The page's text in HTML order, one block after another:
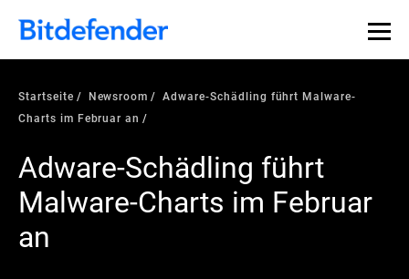
Startseite Newsroom
Adware-Schädling führt Malware-
Charts im Februar an
Adware-Schädling führt
Malware-Charts im Februar
an